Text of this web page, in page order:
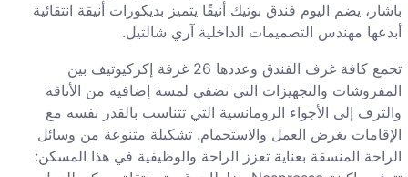
باشار، يضم اليوم فندق بوتيك أنيقًا يتميز بديكورات أنيقة انتقائية
أبدعها مهندس التصميمات الداخلية آري شالتيل.
تجمع كافة غرف الفندق وعددها 26 غرفة إكزكيوتيف بين
المفروشات والتجهيزات التي تضفي لمسة إضافية من الأناقة
والترف إلى الأجواء الرومانسية التي تتناسب بالقدر نفسه مع
الإقامات بغرض العمل والاستجمام. تشكيلة متنوعة من وسائل
الراحة المنسقة بعناية تعزز الراحة والوظيفية في هذا المسكن: